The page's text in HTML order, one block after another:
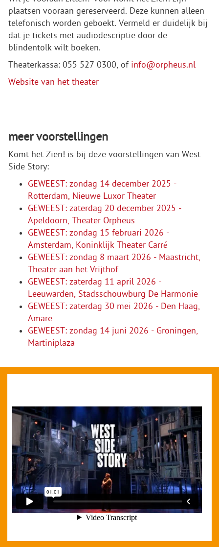
plaatsen vooraan gereserveerd. Deze kunnen alleen
telefonisch worden geboekt. Vermeld er duidelijk bij
dat je tickets met audiodescriptie door de
blindentolk wilt boeken.
Theaterkassa: 055 527 0300, of info@orpheus.nl
Website van het theater
meer voorstellingen
Komt het Zien! is bij deze voorstellingen van West
Side Story:
GEWEEST: zondag 14 december 2025 -
Rotterdam, Nieuwe Luxor Theater
GEWEEST: zaterdag 20 december 2025 -
Apeldoorn, Theater Orpheus
GEWEEST: zondag 15 februari 2026 -
Amsterdam, Koninklijk Theater Carré
GEWEEST: zondag 8 maart 2026 - Maastricht,
Theater aan het Vrijthof
GEWEEST: zaterdag 11 april 2026 -
Leeuwarden, Stadsschouwburg De Harmonie
GEWEEST: zaterdag 30 mei 2026 - Den Haag,
Amare
GEWEEST: zondag 14 juni 2026 - Groningen,
Martiniplaza